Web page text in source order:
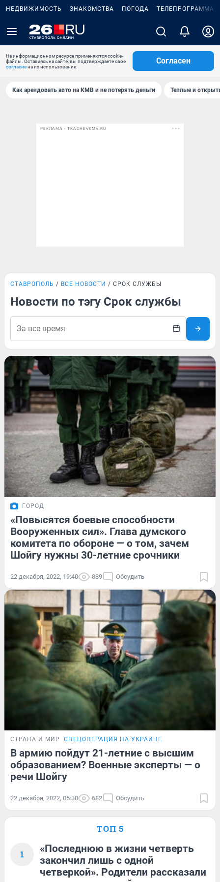
НЕДВИЖИМОСТЬ ЗНАКОМСТВА ПОГОДА ТЕЛЕПРОГРАММА
На информационном ресурсе применяются cookie-
файлы. Оставаясь на сайте, вы подтверждаете свое
согласиена их использование.
Согласен
Как арендовать авто на КМВ и не потерять деньги Теплые и
РЕКЛАМА • TKACHEVKMV.RU
СТАВРОПОЛЬ ВСЕ НОВОСТИ СРОК СЛУЖБЫ
Новости по тэгу Срок службы
ГОРОД
«Повысятся боевые способности
Вооруженных сил». Глава думского
комитета по обороне — о том, зачем
Шойгу нужны 30-летние срочники
22 декабря, 2022, 19:40 889 Обсудить
СТРАНА И МИР СПЕЦОПЕРАЦИЯ НА УКРАИНЕ
В армию пойдут 21-летние с высшим
образованием? Военные эксперты — о
речи Шойгу
22 декабря, 2022, 05:30 682 Обсудить
ТОП 5
1
«Последнюю в жизни четверть
закончил лишь с одной
четверкой». Родители рассказали